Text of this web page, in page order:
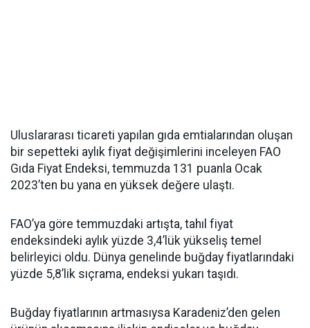
Uluslararası ticareti yapılan gıda emtialarından oluşan
bir sepetteki aylık fiyat değişimlerini inceleyen FAO
Gıda Fiyat Endeksi, temmuzda 131 puanla Ocak
2023’ten bu yana en yüksek değere ulaştı.
FAO’ya göre temmuzdaki artışta, tahıl fiyat
endeksindeki aylık yüzde 3,4’lük yükseliş temel
belirleyici oldu. Dünya genelinde buğday fiyatlarındaki
yüzde 5,8’lik sıçrama, endeksi yukarı taşıdı.
Buğday fiyatlarının artmasıysa Karadeniz’den gelen